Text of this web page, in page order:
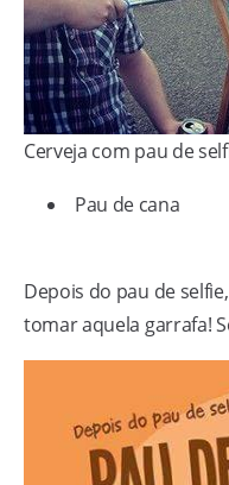
Cerveja com pau de
Pau de cana
Depois do pau de
tomar aquela garrafa!